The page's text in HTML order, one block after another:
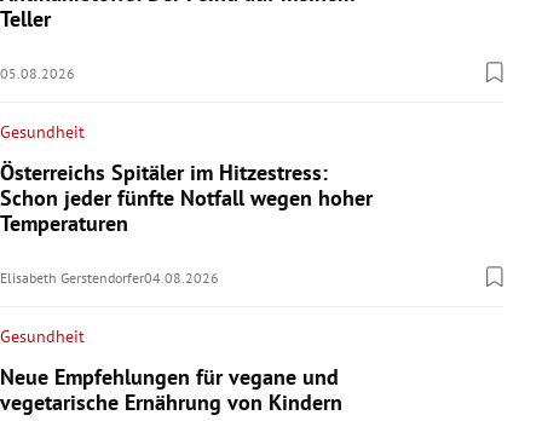
Teller
05.08.2026
Gesundheit
Österreichs Spitäler im Hitzestress:
Schon jeder fünfte Notfall wegen hoher
Temperaturen
Elisabeth Gerstendorfer04.08.2026
Gesundheit
Neue Empfehlungen für vegane und
vegetarische Ernährung von Kindern